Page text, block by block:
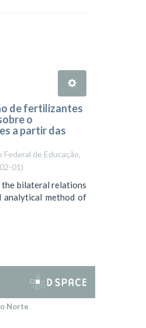
de fertilizantes
o
a partir das
de Educação,
01)
bilateral relations
analytical method of
Norte